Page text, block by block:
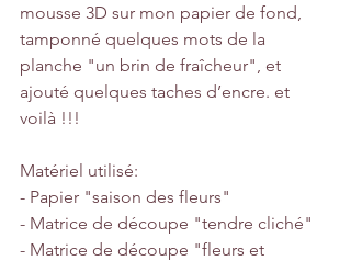
mousse 3D sur mon papier de fond,
tamponné quelques mots de la
planche "un brin de fraîcheur", et
ajouté quelques taches d’encre. et
voilà !!!
Matériel utilisé:
- Papier "saison des fleurs"
- Matrice de découpe "tendre cliché"
- Matrice de découpe "fleurs et